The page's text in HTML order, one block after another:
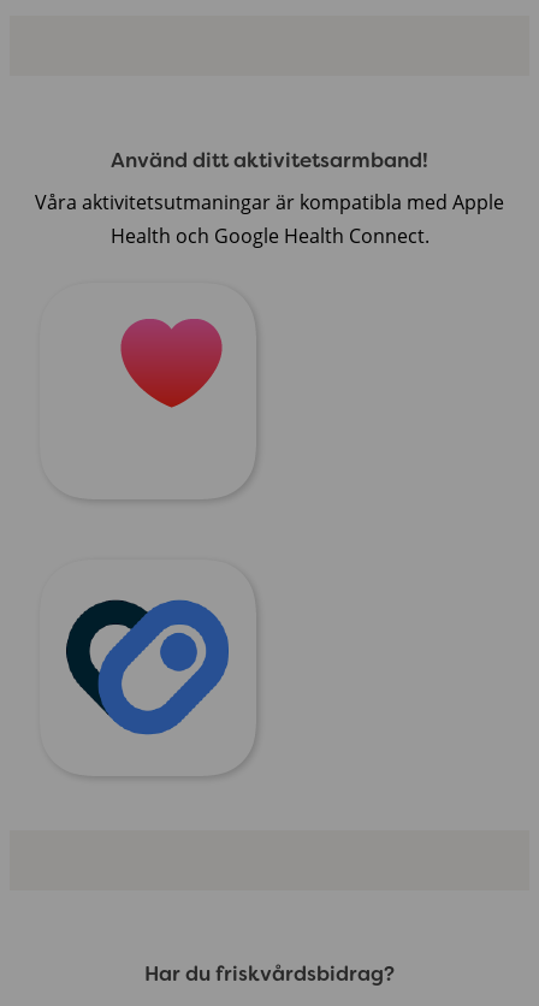
Använd ditt aktivitetsarmband!
Våra aktivitetsutmaningar är kompatibla med Apple
Health och Google Health Connect.
Har du friskvårdsbidrag?